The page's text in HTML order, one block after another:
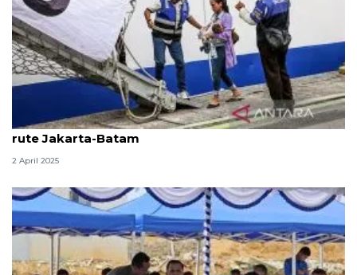
Pelni sediakan 400 tiket gratis untuk arus balik
rute Jakarta-Batam
2 April 2025